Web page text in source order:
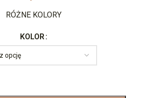
RÓŻNE KOLORY
KOLOR